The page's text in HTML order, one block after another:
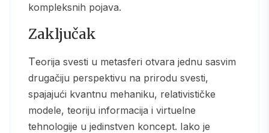
kompleksnih pojava.
Zaključak
Teorija svesti u metasferi otvara jednu sasvim
drugačiju perspektivu na prirodu svesti,
spajajući kvantnu mehaniku, relativističke
modele, teoriju informacija i virtuelne
tehnologije u jedinstven koncept. Iako je